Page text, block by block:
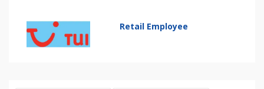
Retail Employee